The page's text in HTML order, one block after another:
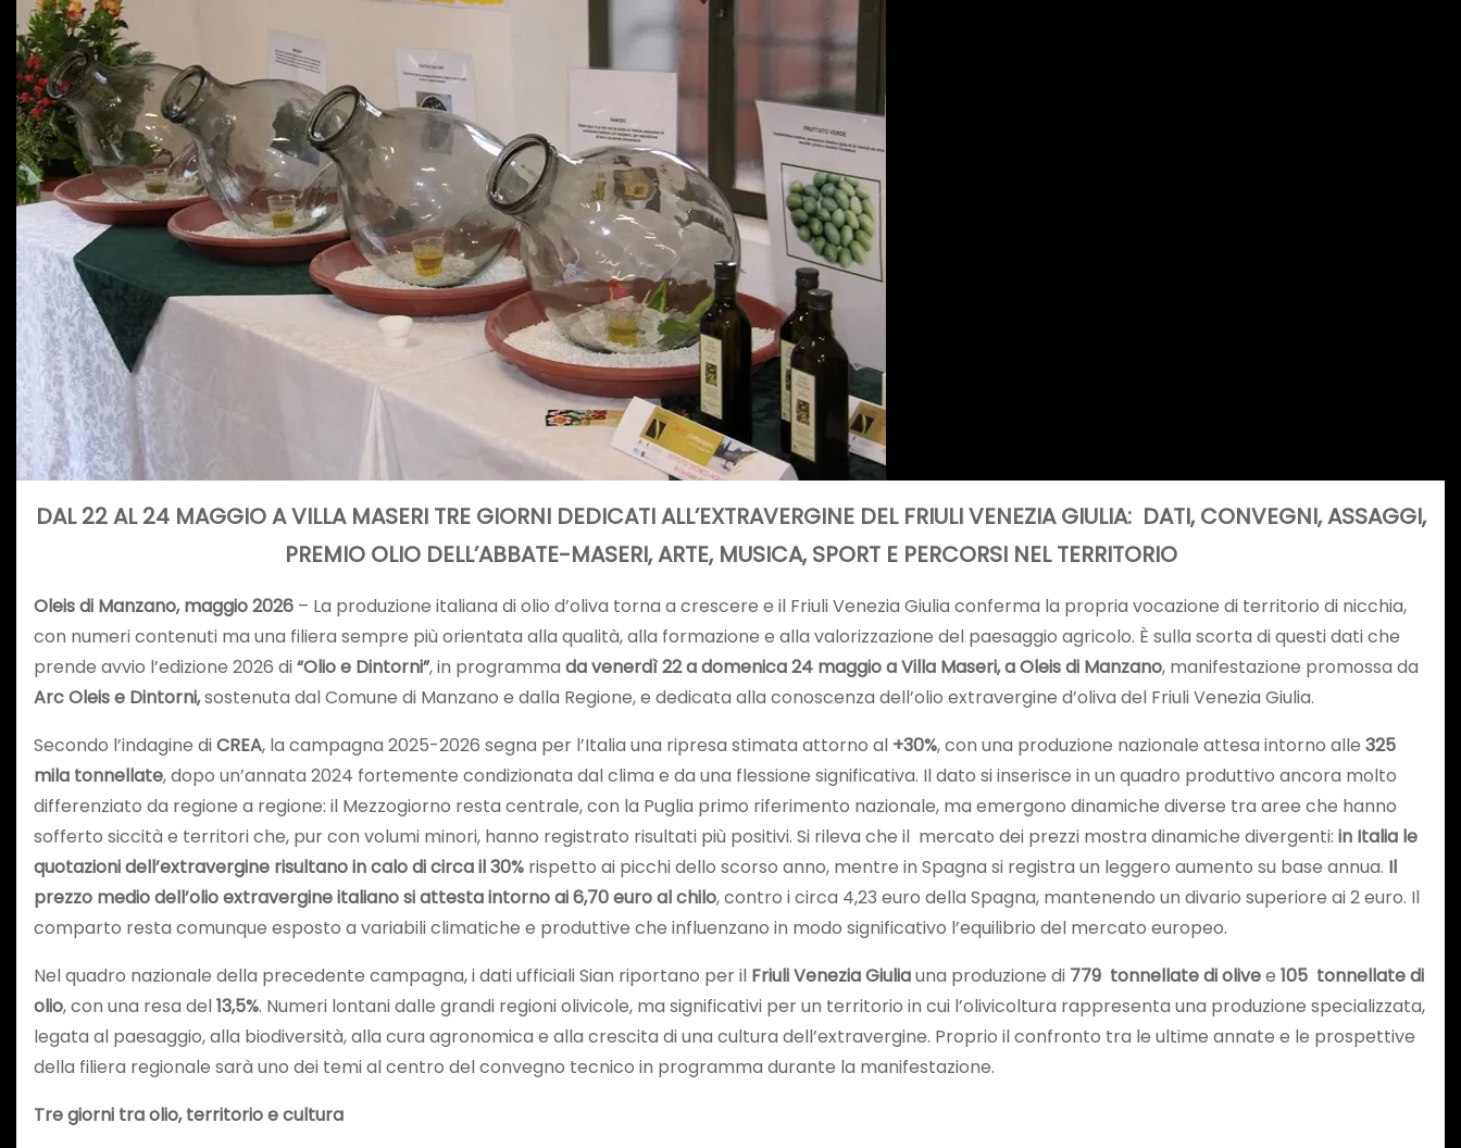
DAL 22 AL 24 MAGGIO A VILLA MASERI TRE GIORNI DEDICATI ALL’EXTRAVERGINE DEL FRIULI VENEZIA GIULIA: DATI, CONVEGNI, ASSAGGI,
PREMIO OLIO DELL’ABBATE-MASERI, ARTE, MUSICA, SPORT E PERCORSI NEL TERRITORIO
Oleis di Manzano, maggio 2026 – La produzione italiana di olio d’oliva torna a crescere e il Friuli Venezia Giulia conferma la propria vocazione di territorio di nicchia,
con numeri contenuti ma una filiera sempre più orientata alla qualità, alla formazione e alla valorizzazione del paesaggio agricolo. È sulla scorta di questi dati che
prende avvio l’edizione 2026 di“Olio e Dintorni”, in programma da venerdì 22 a domenica 24 maggio a Villa Maseri, a Oleis di Manzano, manifestazione promossa da
Arc Oleis e Dintorni,sostenuta dal Comune di Manzano e dalla Regione, e dedicata alla conoscenza dell’olio extravergine d’oliva del Friuli Venezia Giulia.
Secondo l’indagine diCREA, la campagna 2025-2026 segna per l’Italia una ripresa stimata attorno al +30%, con una produzione nazionale attesa intorno alle 325
mila tonnellate, dopo un’annata 2024 fortemente condizionata dal clima e da una flessione significativa. Il dato si inserisce in un quadro produttivo ancora molto
differenziato da regione a regione: il Mezzogiorno resta centrale, con la Puglia primo riferimento nazionale, ma emergono dinamiche diverse tra aree che hanno
sofferto siccità e territori che, pur con volumi minori, hanno registrato risultati più positivi. Si rileva che il mercato dei prezzi mostra dinamiche divergenti: in Italia le
quotazioni dell’extravergine risultano in calo di circa il 30% rispetto ai picchi dello scorso anno, mentre in Spagna si registra un leggero aumento su base annua. Il
prezzo medio dell’olio extravergine italiano si attesta intorno ai 6,70 euro al chilo, contro i circa 4,23 euro della Spagna, mantenendo un divario superiore ai 2 euro. Il
comparto resta comunque esposto a variabili climatiche e produttive che influenzano in modo significativo l’equilibrio del mercato europeo.
Nel quadro nazionale della precedente campagna, i dati ufficiali Sian riportano per il Friuli Venezia Giuliauna produzione di 779 tonnellate di olivee 105 tonnellate di
olio, con una resa del13,5%. Numeri lontani dalle grandi regioni olivicole, ma significativi per un territorio in cui l’olivicoltura rappresenta una produzione specializzata,
legata al paesaggio, alla biodiversità, alla cura agronomica e alla crescita di una cultura dell’extravergine. Proprio il confronto tra le ultime annate e le prospettive
della filiera regionale sarà uno dei temi al centro del convegno tecnico in programma durante la manifestazione.
Tre giorni tra olio, territorio e cultura